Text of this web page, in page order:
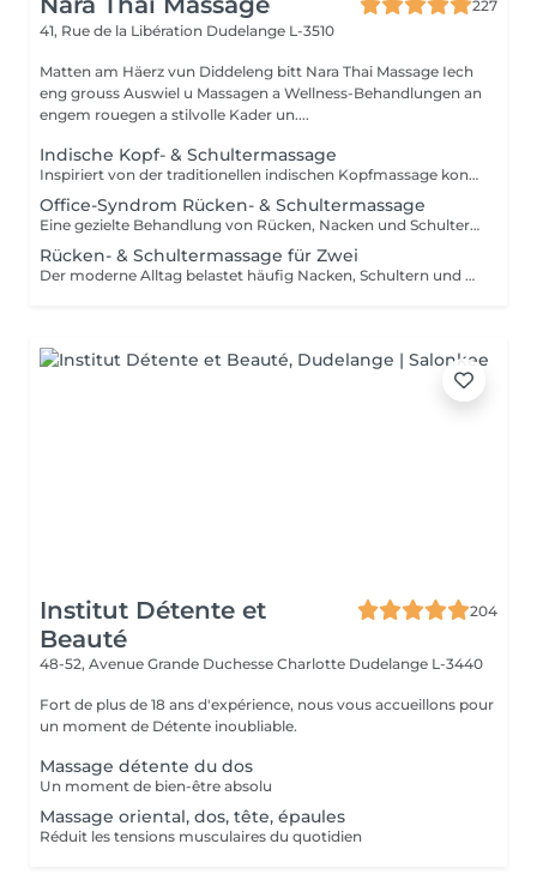
227
41, Rue de la Libération Dudelange L-3510
Matten am Häerz vun Diddeleng bitt Nara Thai Massage Iech
eng grouss Auswiel u Massagen a Wellness-Behandlungen an
engem rouegen a stilvolle Kader un....
Indische Kopf- & Schultermassage
Inspiriert von der traditionellen indischen Kopfmassage konzentriert sich diese wohltuende Behandlung auf Kopf, Nacken, Schultern, oberen Rücken und Arme. Hochwertiges Arganöl wird sanft in Kopfhaut und Haare einmassiert, während gezielte Massagetechniken Verspannungen lösen, den Geist beruhigen und Haar sowie Kopfhaut neue Vitalität verleihen.
Office-Syndrom Rücken- & Schultermassage
Eine gezielte Behandlung von Rücken, Nacken und Schultern mit einer Kombination aus Hand-, Daumen-, Unterarm- und Ellenbogentechniken. Ideal zur Linderung von Verspannungen, Muskelsteifheit und Beschwerden, die durch langes Sitzen, Bildschirmarbeit oder Alltagsstress entstehen. Die Behandlung hilft dabei, den Oberkörper zu lockern und die Beweglichkeit zu verbessern.
Rücken- & Schultermassage für Zwei
Der moderne Alltag belastet häufig Nacken, Schultern und oberen Rücken. Diese gezielte Behandlung nutzt verschiedene Massagetechniken, um Verspannungen zu lösen, Muskelsteifheit zu reduzieren und das Wohlbefinden im Oberkörper zu fördern. Die ideale Wahl für zwei Personen, die gemeinsam entspannen und dem Alltagsstress entfliehen möchten.
Institut Détente et
Beauté
204
48-52, Avenue Grande Duchesse Charlotte Dudelange L-3440
Fort de plus de 18 ans d'expérience, nous vous accueillons pour
un moment de Détente inoubliable.
Massage détente du dos
Un moment de bien-être absolu
Massage oriental, dos, tête, épaules
Réduit les tensions musculaires du quotidien